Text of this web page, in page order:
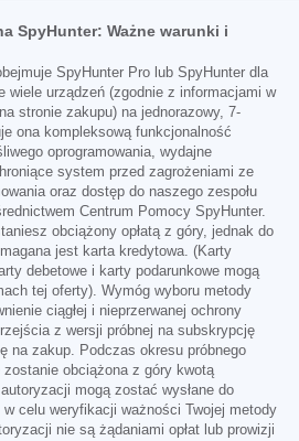
SpyHunter: Ważne warunki i
SpyHunter Pro lub SpyHunter dla
wiele urządzeń (zgodnie z informacjami w
stronie zakupu) na jednorazowy, 7-
ona kompleksową funkcjonalność
oprogramowania, wydajne
system przed zagrożeniami ze
oraz dostęp do naszego zespołu
Centrum Pomocy SpyHunter.
obciążony opłatą z góry, jednak do
jest karta kredytowa. (Karty
debetowe i karty podarunkowe mogą
tej oferty). Wymóg wyboru metody
ciągłej i nieprzerwanej ochrony
z wersji próbnej na subskrypcję
na zakup. Podczas okresu próbnego
zostanie obciążona z góry kwotą
mogą zostać wysłane do
w celu weryfikacji ważności Twojej metody
nie są żądaniami opłat lub prowizji